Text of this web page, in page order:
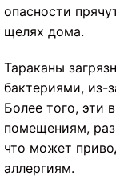
опасности
щелях дома.
Тараканы
бактериями, из-
Более того, эти
помещениям,
что может
аллергиям.